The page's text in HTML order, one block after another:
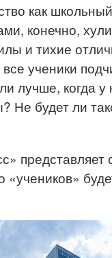
как
конечно,
и тихие
ученики
лучше, когда у
Не будет ли